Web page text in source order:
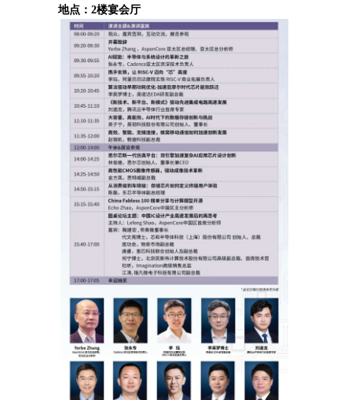
地点：2楼宴会厅